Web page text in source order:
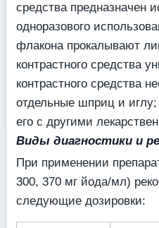
средства предназначен
одноразового
флакона прокалывают
контрастного средства
контрастного средства
отдельные шприц и
его с другими
Виды диагностики и
При применении
300, 370 мг йода/мл)
следующие дозировки: